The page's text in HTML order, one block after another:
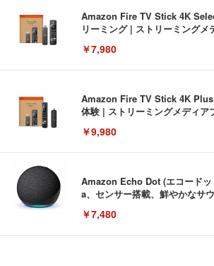
Amazon Fire TV Stick 4K
リーミング | ストリーミングメ
￥7,980
Amazon Fire TV Stick 4K
体験 | ストリーミングメディア
￥9,980
Amazon Echo Dot (エコード
a、センサー搭載、鮮やかなサ
￥7,480